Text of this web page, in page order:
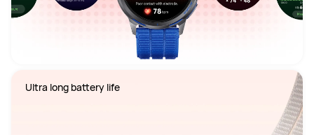
Ultra long battery life